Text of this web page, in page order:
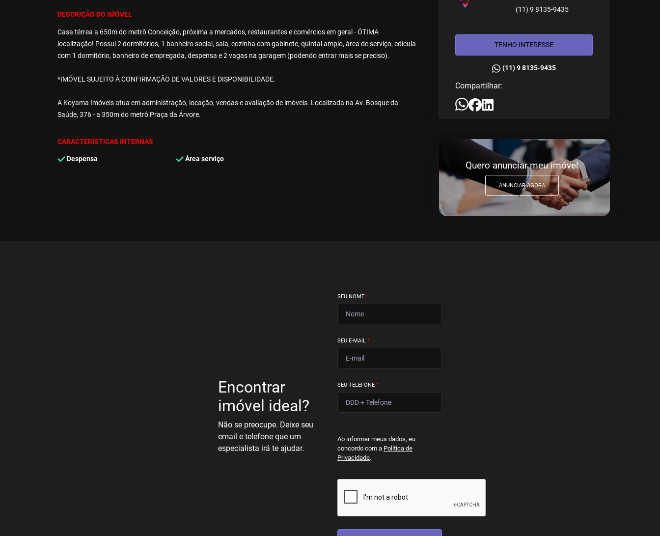
DESCRIÇÃO DO IMÓVEL
Casa térrea a 650m do metrô Conceição, próxima a mercados, restaurantes e comércios em geral - ÓTIMA
localização! Possui 2 dormitórios, 1 banheiro social, sala, cozinha com gabinete, quintal amplo, área de serviço, edícula
com 1 dormitório, banheiro de empregada, despensa e 2 vagas na garagem (podendo entrar mais se preciso).
*IMÓVEL SUJEITO À CONFIRMAÇÃO DE VALORES E DISPONIBILIDADE.
A Koyama Imóveis atua em administração, locação, vendas e avaliação de imóveis. Localizada na Av. Bosque da
Saúde, 376 - a 350m do metrô Praça da Árvore.
CARACTERÍSTICAS INTERNAS
Despensa Área serviço
(11) 9 8135-9435
TENHO INTERESSE
(11) 9 8135-9435
Compartilhar:
Quero anunciar meu imóvel
ANUNCIAR AGORA
Encontrar
imóvel ideal?
Não se preocupe. Deixe seu
email e telefone que um
especialista irá te ajudar.
SEU NOME *
SEU E-MAIL *
SEU TELEFONE *
Ao informar meus dados, eu
concordo com a Política de
Privacidade.